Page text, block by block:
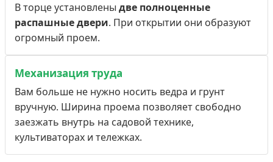
В торце установлены две полноценные
распашные двери. При открытии они образуют
огромный проем.
Механизация труда
Вам больше не нужно носить ведра и грунт
вручную. Ширина проема позволяет свободно
заезжать внутрь на садовой технике,
культиваторах и тележках.